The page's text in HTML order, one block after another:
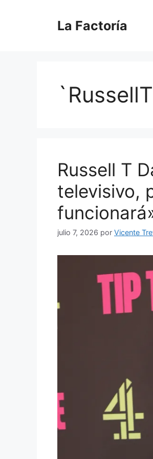
La Factoría
Russell T
televisivo,
julio 7, 2026 por Vicente